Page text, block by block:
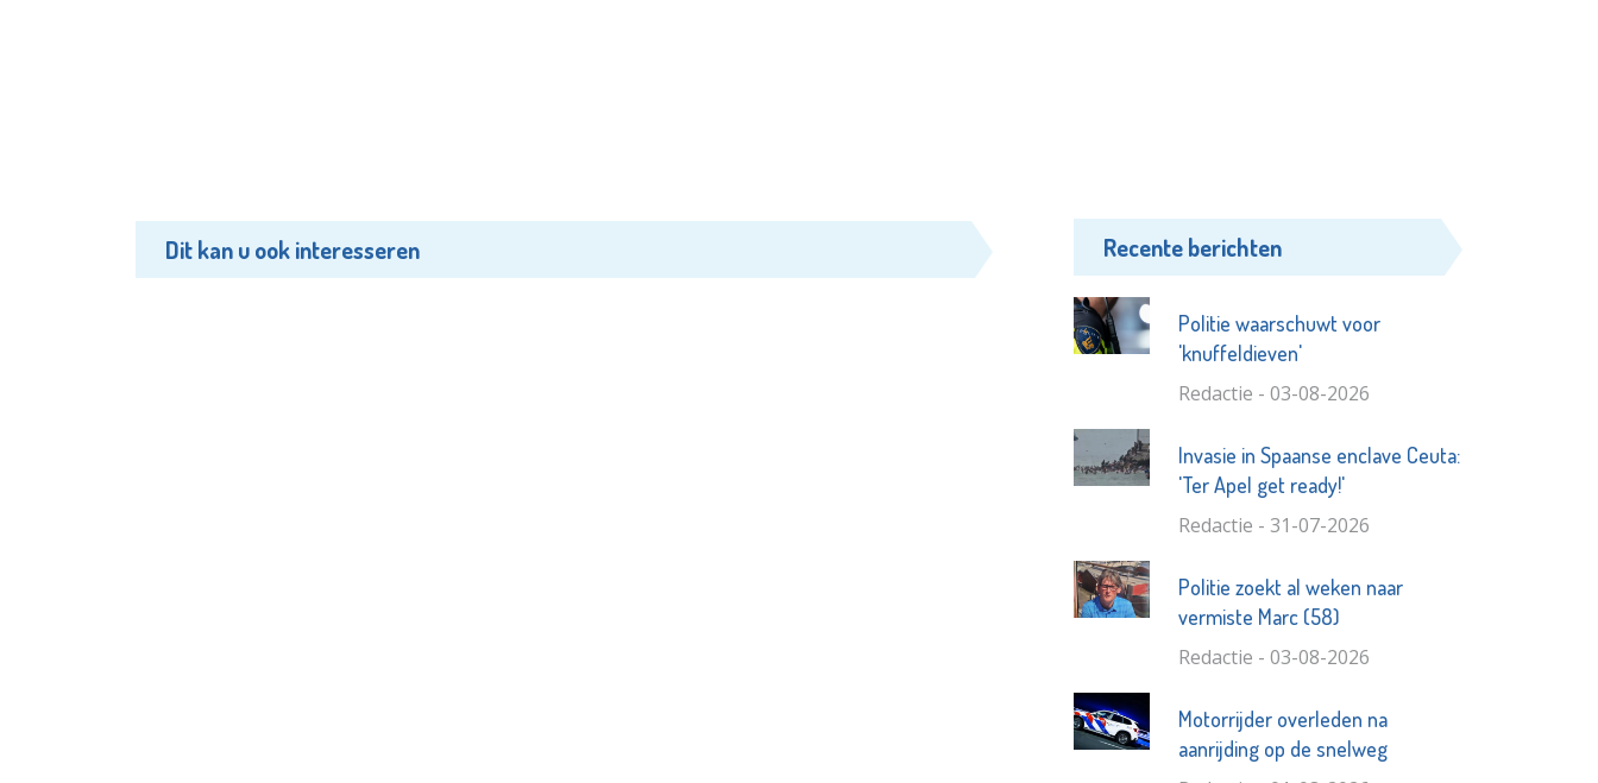
Dit kan u ook interesseren Recente berichten
Politie waarschuwt voor
'knuffeldieven'
Redactie - 03-08-2026
Invasie in Spaanse enclave Ceuta:
'Ter Apel get ready!'
Redactie - 31-07-2026
Politie zoekt al weken naar
vermiste Marc (58)
Redactie - 03-08-2026
Motorrijder overleden na
aanrijding op de snelweg